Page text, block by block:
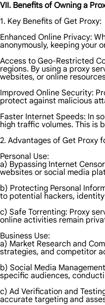
VII. Benefits of Owning a
1. Key Benefits of Get Proxy:
Enhanced Online Privacy:
anonymously, keeping your
Access to Geo-Restricted
regions. By using a proxy
websites, or online
Improved Online Security:
protect against malicious
Faster Internet Speeds: In
high traffic volumes. This is
2. Advantages of Get Proxy
Personal Use:
a) Bypassing Internet
websites or social media
b) Protecting Personal
to potential hackers,
c) Safe Torrenting: Proxy
online activities remain
Business Use:
a) Market Research and
strategies, and competitor
b) Social Media
specific audiences,
c) Ad Verification and
accurate targeting and